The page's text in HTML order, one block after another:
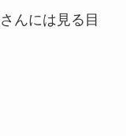
んには見る目